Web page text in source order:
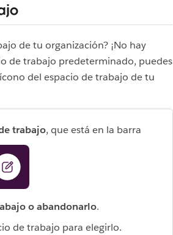
de tu organización? ¡No hay
de trabajo predeterminado, puedes
del espacio de trabajo de tu
trabajo, que está en la barra
o abandonarlo.
de trabajo para elegirlo.